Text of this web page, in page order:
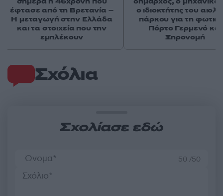
Σχόλια
Σχολίασε εδώ
50 /50
έφτασε από τη Βρετανία –
Η μεταγωγή στην Ελλάδα
και τα στοιχεία που την
εμπλέκουν
ο ιδιοκτήτης του
πάρκου για τη φωτιά
Πόρτο Γερμενό και
Ξηρονομή